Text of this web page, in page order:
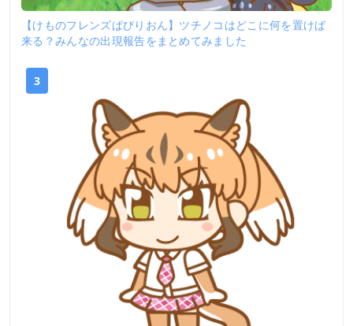
【けものフレンズぱびりおん】ツチノコはどこに何を置けば
来る？みんなの出現報告をまとめてみました
3